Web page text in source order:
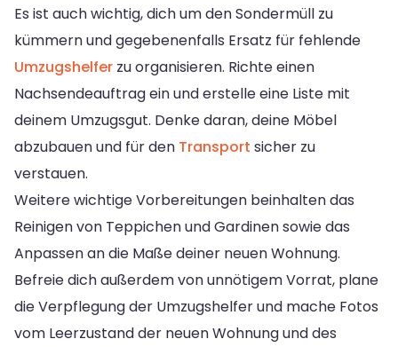
Es ist auch wichtig, dich um den Sondermüll zu
kümmern und gegebenenfalls Ersatz für fehlende
Umzugshelfer zu organisieren. Richte einen
Nachsendeauftrag ein und erstelle eine Liste mit
deinem Umzugsgut. Denke daran, deine Möbel
abzubauen und für den Transport sicher zu
verstauen.
Weitere wichtige Vorbereitungen beinhalten das
Reinigen von Teppichen und Gardinen sowie das
Anpassen an die Maße deiner neuen Wohnung.
Befreie dich außerdem von unnötigem Vorrat, plane
die Verpflegung der Umzugshelfer und mache Fotos
vom Leerzustand der neuen Wohnung und des